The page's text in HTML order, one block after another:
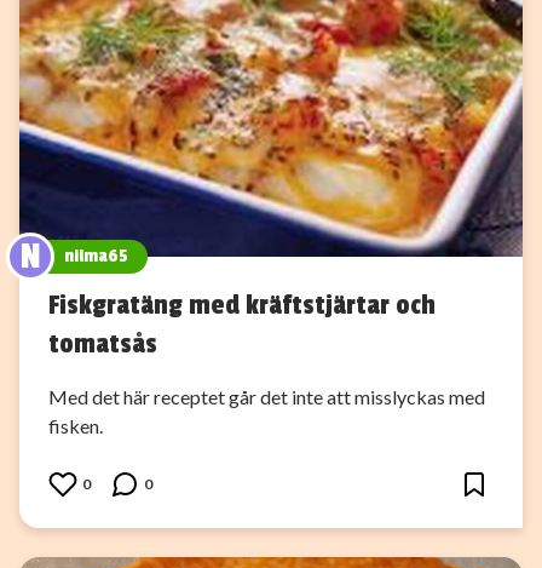
N nilma65
Fiskgratäng med kräftstjärtar och
tomatsås
Med det här receptet går det inte att misslyckas med
fisken.
0 0